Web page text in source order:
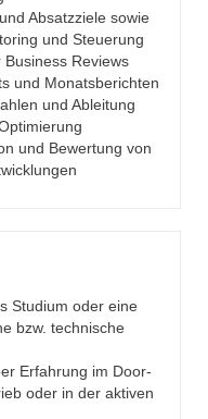
Absatzziele sowie
und Steuerung
Reviews
und Monatsberichten
und Ableitung
und Bewertung von
Studium oder eine
bzw. technische
Erfahrung im Door-
oder in der aktiven